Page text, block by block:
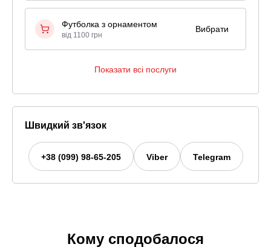
Футболка з орнаментом
від 1100 грн
Вибрати
Показати всі послуги
Швидкий зв'язок
+38 (099) 98-65-205 Viber Telegram
Кому сподобалося